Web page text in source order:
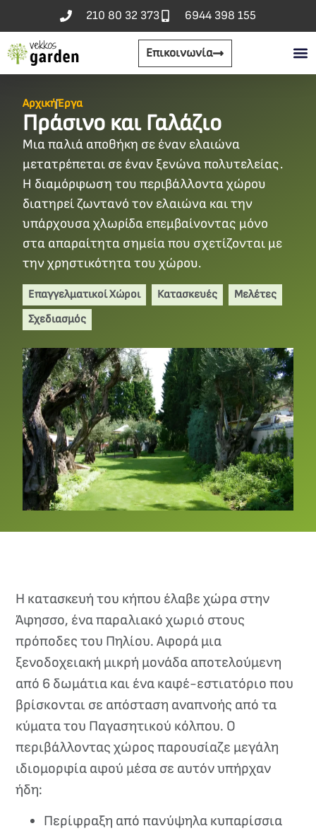
210 80 32 373 6944 398 155
Επικοινωνία
ΑρχικήΈργα
Πράσινο και Γαλάζιο
Μια παλιά αποθήκη σε έναν ελαιώνα
μετατρέπεται σε έναν ξενώνα πολυτελείας.
Η διαμόρφωση του περιβάλλοντα χώρου
διατηρεί ζωντανό τον ελαιώνα και την
υπάρχουσα χλωρίδα επεμβαίνοντας μόνο
στα απαραίτητα σημεία που σχετίζονται με
την χρηστικότητα του χώρου.
Επαγγελματικοί Χώροι Κατασκευές
Μελέτες
Σχεδιασμός
Η κατασκευή του κήπου έλαβε χώρα στην
Άφησσο, ένα παραλιακό χωριό στους
πρόποδες του Πηλίου. Αφορά μια
ξενοδοχειακή μικρή μονάδα αποτελούμενη
από 6 δωμάτια και ένα καφέ-εστιατόριο που
βρίσκονται σε απόσταση αναπνοής από τα
κύματα του Παγασητικού κόλπου. Ο
περιβάλλοντας χώρος παρουσίαζε μεγάλη
ιδιομορφία αφού μέσα σε αυτόν υπήρχαν
ήδη:
Περίφραξη από πανύψηλα κυπαρίσσια